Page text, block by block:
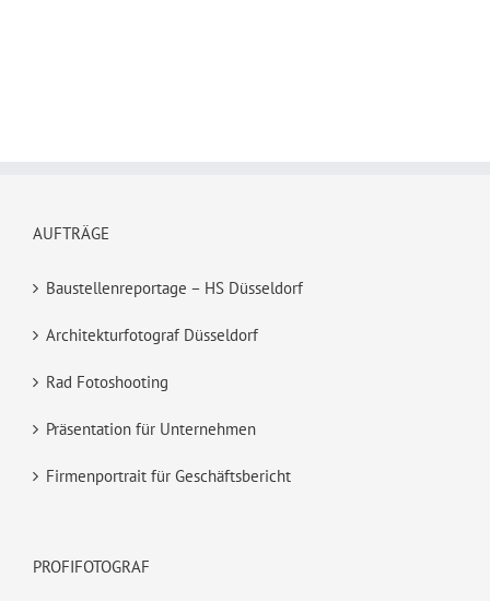
AUFTRÄGE
Baustellenreportage – HS Düsseldorf
Architekturfotograf Düsseldorf
Rad Fotoshooting
Präsentation für Unternehmen
Firmenportrait für Geschäftsbericht
PROFIFOTOGRAF